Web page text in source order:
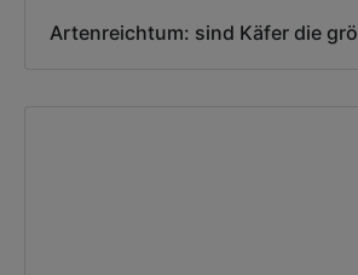
Artenreichtum: sind Käfer die